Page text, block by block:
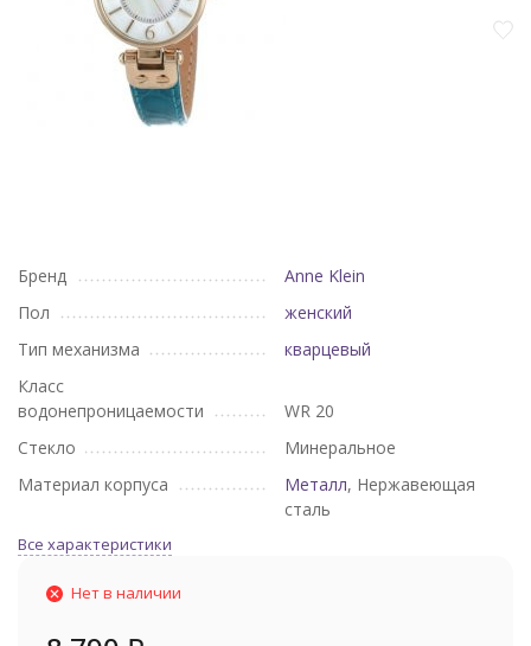
Бренд
Anne Klein
Пол
женский
Тип механизма
кварцевый
Класс
водонепроницаемости
WR 20
Стекло
Минеральное
Материал корпуса
Металл, Нержавеющая
сталь
Все характеристики
Нет в наличии